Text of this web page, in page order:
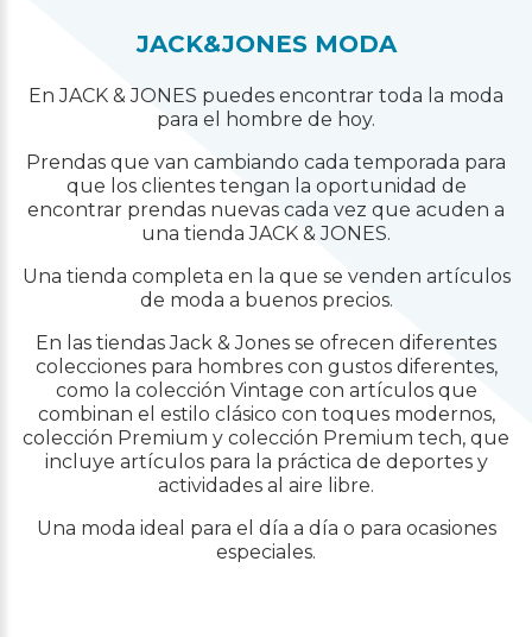
JACK&JONES MODA
En JACK & JONES puedes encontrar toda la moda
para el hombre de hoy.
Prendas que van cambiando cada temporada para
que los clientes tengan la oportunidad de
encontrar prendas nuevas cada vez que acuden a
una tienda JACK & JONES.
Una tienda completa en la que se venden artículos
de moda a buenos precios.
En las tiendas Jack & Jones se ofrecen diferentes
colecciones para hombres con gustos diferentes,
como la colección Vintage con artículos que
combinan el estilo clásico con toques modernos,
colección Premium y colección Premium tech, que
incluye artículos para la práctica de deportes y
actividades al aire libre.
Una moda ideal para el día a día o para ocasiones
especiales.